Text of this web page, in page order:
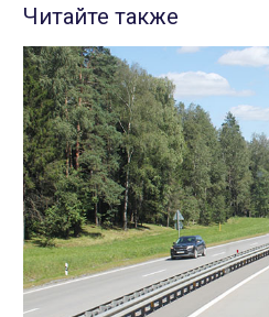
Читайте также